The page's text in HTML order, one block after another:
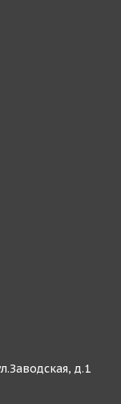
д.1